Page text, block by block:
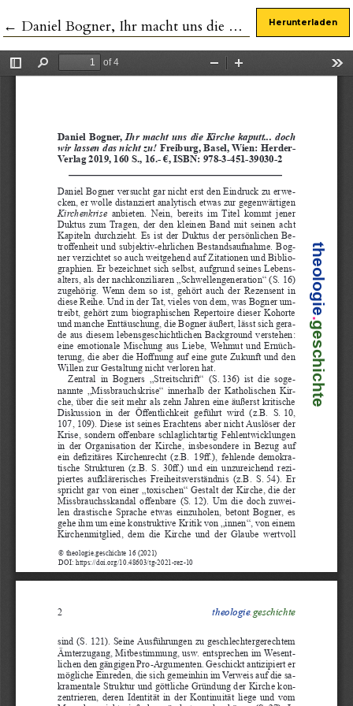
← Zu Artikeldetails zurückkehren
Daniel Bogner, Ihr macht uns die Kirche kaputt... doch wir lassen das nicht zu! Herunterladen